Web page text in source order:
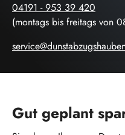
04191 - 953 39 420
(montags bis freitags von
Gut geplant